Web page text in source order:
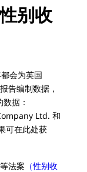
别收
会为英国
告编制数据，
据：
Ltd. 和
可在此处获
法案 （性别收